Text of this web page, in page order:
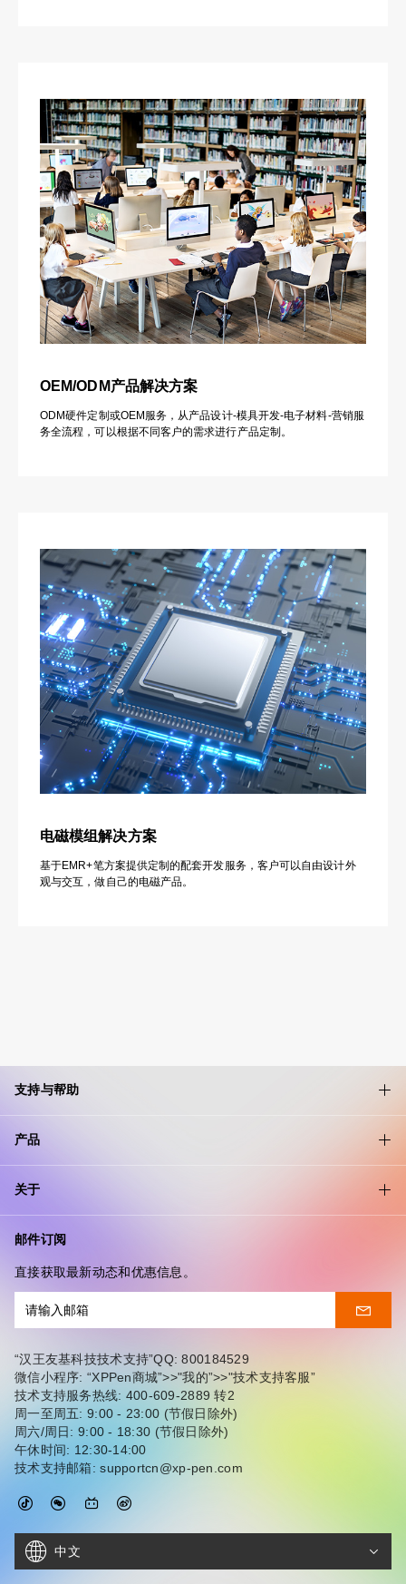
OEM/ODM产品解决方案
ODM硬件定制或OEM服务，从产品设计-模具开发-电子材料-营销服
务全流程，可以根据不同客户的需求进行产品定制。
电磁模组解决方案
基于EMR+笔方案提供定制的配套开发服务，客户可以自由设计外
观与交互，做自己的电磁产品。
支持与帮助
产品
关于
邮件订阅
直接获取最新动态和优惠信息。
“汉王友基科技技术支持”QQ: 800184529
微信小程序: “XPPen商城”>>"我的”>>"技术支持客服”
技术支持服务热线: 400-609-2889 转2
周一至周五: 9:00 - 23:00 (节假日除外)
周六/周日: 9:00 - 18:30 (节假日除外)
午休时间: 12:30-14:00
技术支持邮箱: supportcn@xp-pen.com
中文